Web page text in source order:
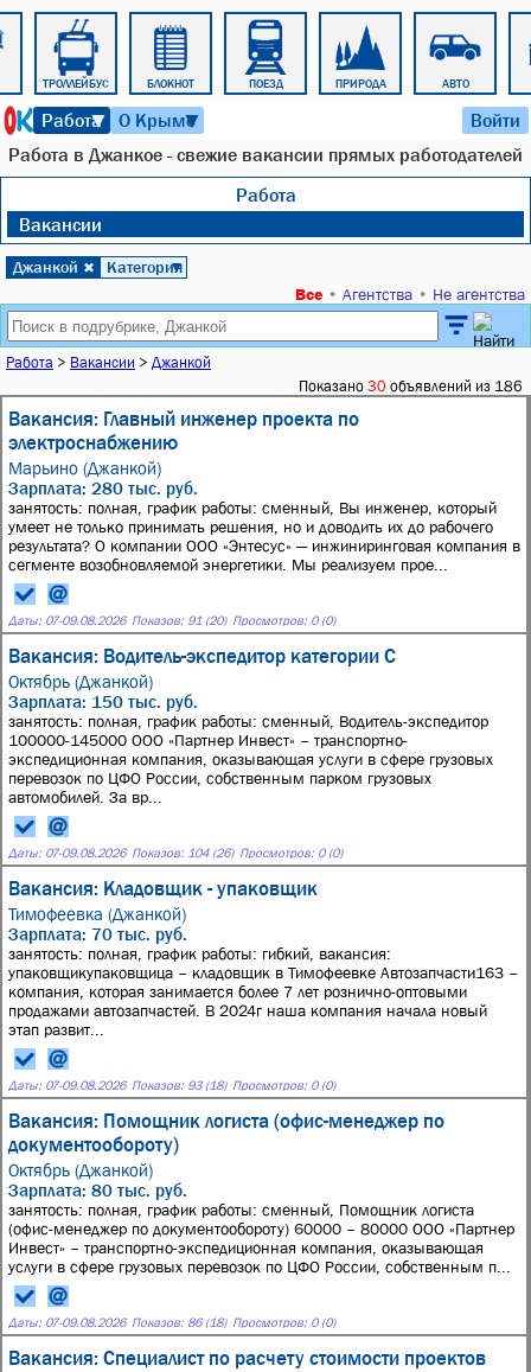
ТРОЛЛЕЙБУС БЛОКНОТ ПОЕЗД ПРИРОДА АВТО
Работа
▼ О Крыме
▼ Войти
Работа в Джанкое - свежие вакансии прямых работодателей
Работа
Вакансии
Джанкой ✖ Категория
▼
Все • Агентства • Не агентства
Работа > Вакансии > Джанкой
Показано 30 объявлений из 186
Вакансия: Главный инженер проекта по
электроснабжению
Марьино (Джанкой)
Зарплата: 280 тыс. руб.
занятость: полная, график работы: сменный, Вы инженер, который
умеет не только принимать решения, но и доводить их до рабочего
результата? О компании ООО «Энтесус» — инжиниринговая компания в
сегменте возобновляемой энергетики. Мы реализуем прое...
Даты: 07-09.08.2026 Показов: 91 (20) Просмотров: 0 (0)
Вакансия: Водитель-экспедитор категории С
Октябрь (Джанкой)
Зарплата: 150 тыс. руб.
занятость: полная, график работы: сменный, Водитель-экспедитор
100000-145000 ООО «Партнер Инвест» – транспортно-
экспедиционная компания, оказывающая услуги в сфере грузовых
перевозок по ЦФО России, собственным парком грузовых
автомобилей. За вр...
Даты: 07-09.08.2026 Показов: 104 (26) Просмотров: 0 (0)
Вакансия: Кладовщик - упаковщик
Тимофеевка (Джанкой)
Зарплата: 70 тыс. руб.
занятость: полная, график работы: гибкий, вакансия:
упаковщикупаковщица – кладовщик в Тимофеевке Автозапчасти163 –
компания, которая занимается более 7 лет рознично-оптовыми
продажами автозапчастей. В 2024г наша компания начала новый
этап развит...
Даты: 07-09.08.2026 Показов: 93 (18) Просмотров: 0 (0)
Вакансия: Помощник логиста (офис-менеджер по
документообороту)
Октябрь (Джанкой)
Зарплата: 80 тыс. руб.
занятость: полная, график работы: сменный, Помощник логиста
(офис-менеджер по документообороту) 60000 – 80000 ООО «Партнер
Инвест» – транспортно-экспедиционная компания, оказывающая
услуги в сфере грузовых перевозок по ЦФО России, собственным п...
Даты: 07-09.08.2026 Показов: 86 (18) Просмотров: 0 (0)
Вакансия: Специалист по расчету стоимости проектов